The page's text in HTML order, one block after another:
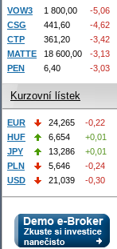
VOW3 1 800,00
-5,06
CSG
441,60
-4,62
CTP
361,20
-3,42
MATTE
18 600,00
-3,13
PEN
6,40 -3,03
Kurzovní lístek
EUR 24,265
-0,22
HUF
6,654
+0,01
JPY
13,286
+0,01
PLN
5,646
-0,24
USD
21,039 -0,30